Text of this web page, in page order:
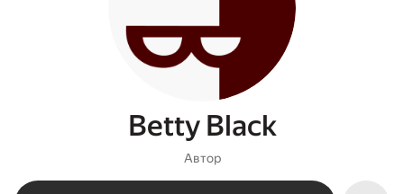
Betty Black
Автор